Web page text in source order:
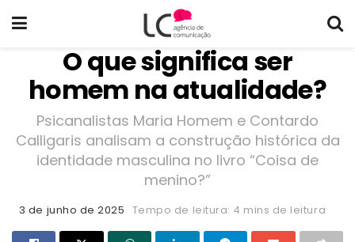
O que significa ser
homem na atualidade?
Psicanalistas Maria Homem e Contardo
Calligaris analisam a construção histórica da
identidade masculina no livro “Coisa de
menino?”
3 de junho de 2025 Tempo de leitura: 4 mins de leitura